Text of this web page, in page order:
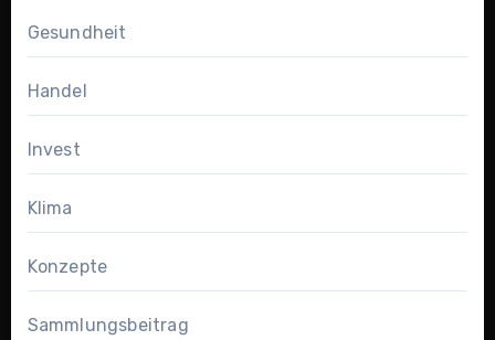
Gesundheit
Handel
Invest
Klima
Konzepte
Sammlungsbeitrag